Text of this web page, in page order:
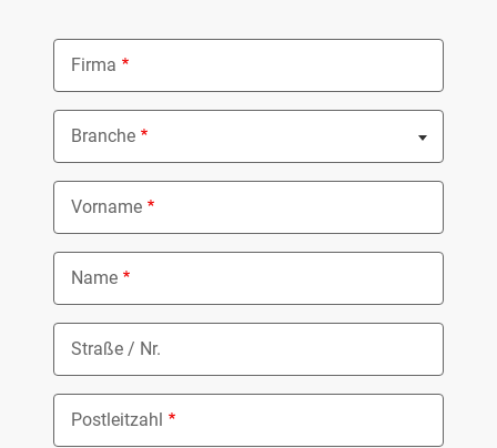
Firma
Branche
Nothing selected
Vorname
Name
Straße / Nr.
Postleitzahl